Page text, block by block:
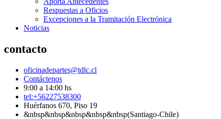
Respuestas a Oficios
Excepciones a la Tramitación Electrónica
Noticias
contacto
oficinadepartes@tdlc.cl
Contáctenos
9:00 a 14:00 hs
tel:+56227538300
Huérfanos 670, Piso 19
&nbsp&nbsp&nbsp&nbsp&nbsp(Santiago-Chile)